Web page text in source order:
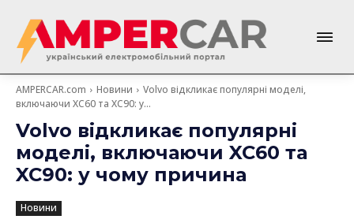
AMPERCAR.com Новини
Volvo відкликає популярні моделі,
включаючи XC60 та XC90: у...
Volvo відкликає популярні
моделі, включаючи XC60 та
XC90: у чому причина
Новини